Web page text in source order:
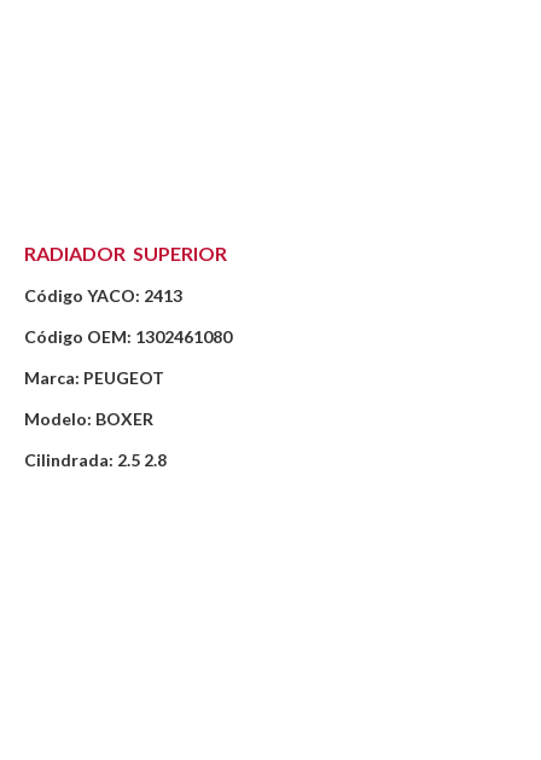
RADIADOR SUPERIOR
Código YACO: 2413
Código OEM: 1302461080
Marca: PEUGEOT
Modelo: BOXER
Cilindrada: 2.5 2.8